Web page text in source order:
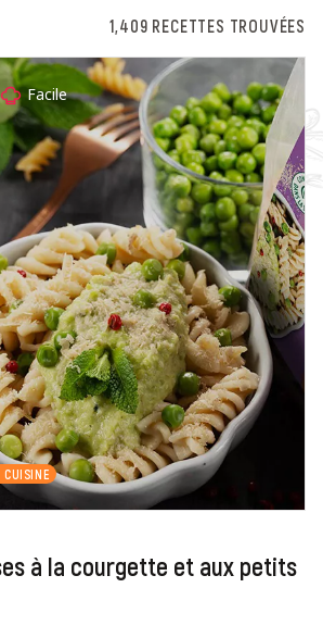
1,409 RECETTES TROUVÉES
CUISINE
à la courgette et aux petits
Facile